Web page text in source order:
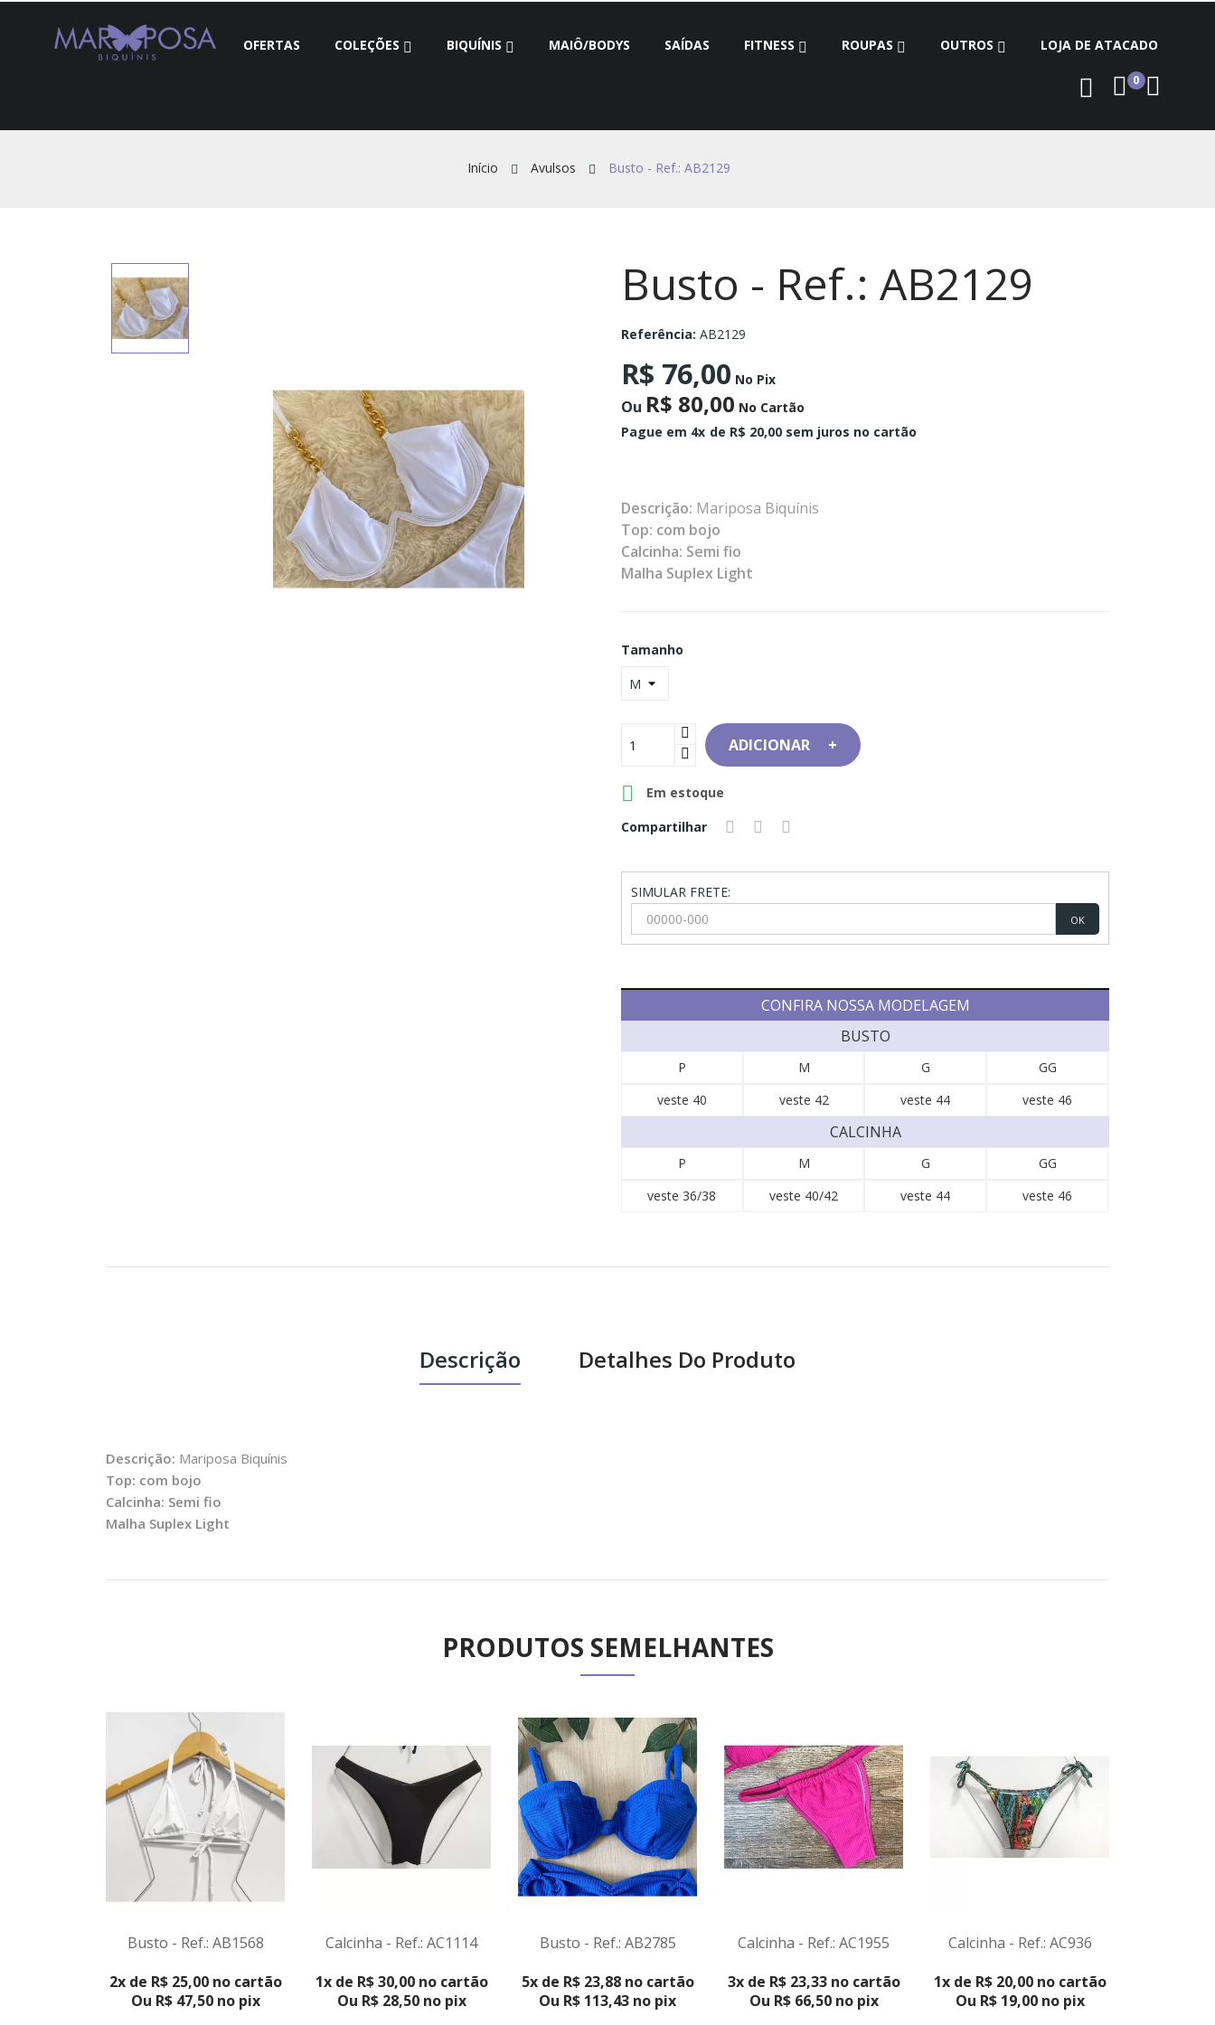
OFERTAS COLEÇÕES BIQUÍNIS MAIÔ/BODYS SAÍDAS FITNESS ROUPAS OUTROS LOJA DE ATACADO
0
Início Avulsos Busto - Ref.: AB2129
Busto - Ref.: AB2129
Referência: AB2129
R$ 76,00 No Pix
Ou R$ 80,00 No Cartão
Pague em 4x de R$ 20,00 sem juros no cartão
Descrição: Mariposa Biquínis
Top: com bojo
Calcinha: Semi fio
Malha Suplex Light
Tamanho
ADICIONAR
 Em estoque
Compartilhar
SIMULAR FRETE:
OK
CONFIRA NOSSA MODELAGEM
BUSTO
P M G
GG
veste 40
veste 42 veste 44 veste 46
CALCINHA
P M G
GG
veste 36/38
veste 40/42 veste 44 veste 46
Descrição Detalhes Do Produto
Descrição: Mariposa Biquínis
Top: com bojo
Calcinha: Semi fio
Malha Suplex Light
PRODUTOS SEMELHANTES
Busto - Ref.: AB1568
2x de R$ 25,00 no cartão
Ou R$ 47,50 no pix
Calcinha - Ref.: AC1114
1x de R$ 30,00 no cartão
Ou R$ 28,50 no pix
Busto - Ref.: AB2785
5x de R$ 23,88 no cartão
Ou R$ 113,43 no pix
Calcinha - Ref.: AC1955
3x de R$ 23,33 no cartão
Ou R$ 66,50 no pix
Calcinha - Ref.: AC936
1x de R$ 20,00 no cartão
Ou R$ 19,00 no pix